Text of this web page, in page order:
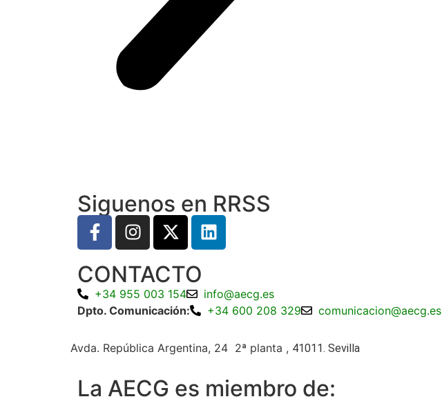
Siguenos en RRSS
CONTACTO
+34 955 003 154
info@aecg.es
Dpto. Comunicación:
+34 600 208 329 comunicacion@aecg.es
Avda. República Argentina, 24 2ª planta , 41011. Sevilla
La AECG es miembro de: